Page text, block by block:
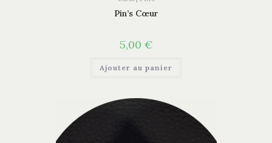
Pin’s Cœur
5,00 €
Ajouter au panier